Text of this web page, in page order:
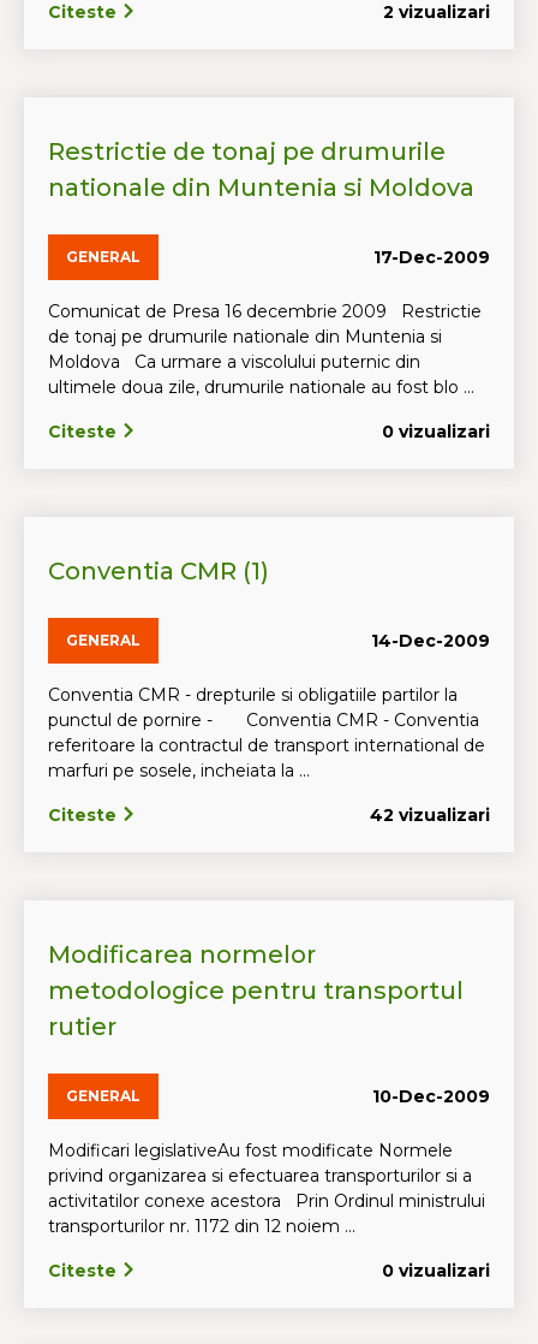
Citeste 2 vizualizari
Restrictie de tonaj pe drumurile
nationale din Muntenia si Moldova
GENERAL 17-Dec-2009
Comunicat de Presa 16 decembrie 2009 Restrictie
de tonaj pe drumurile nationale din Muntenia si
Moldova Ca urmare a viscolului puternic din
ultimele doua zile, drumurile nationale au fost blo ...
Citeste 0 vizualizari
Conventia CMR (1)
GENERAL 14-Dec-2009
Conventia CMR - drepturile si obligatiile partilor la
punctul de pornire - Conventia CMR - Conventia
referitoare la contractul de transport international de
marfuri pe sosele, incheiata la ...
Citeste 42 vizualizari
Modificarea normelor
metodologice pentru transportul
rutier
GENERAL 10-Dec-2009
Modificari legislativeAu fost modificate Normele
privind organizarea si efectuarea transporturilor si a
activitatilor conexe acestora Prin Ordinul ministrului
transporturilor nr. 1172 din 12 noiem ...
Citeste 0 vizualizari